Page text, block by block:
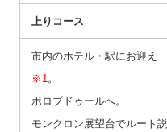
上りコース
市内のホテル・駅にお迎え
※1 。
ボロブドゥールへ。
モンクロン展望台でルート説